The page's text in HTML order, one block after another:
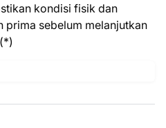
kondisi fisik dan
prima sebelum melanjutkan